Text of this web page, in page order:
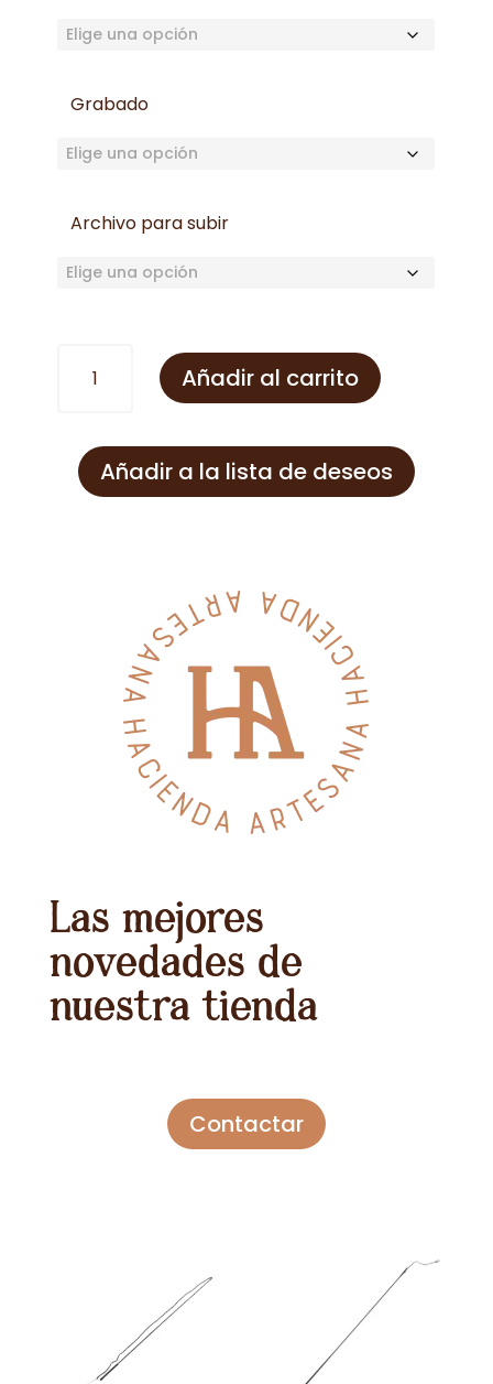
Grabado
Archivo para subir
cantidad
Añadir al carrito
Añadir a la lista de deseos
Las mejores
novedades de
nuestra tienda
Contactar